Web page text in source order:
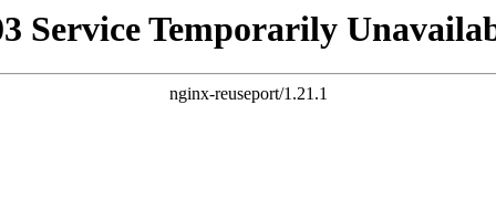
Service Temporarily
nginx-reuseport/1.21.1